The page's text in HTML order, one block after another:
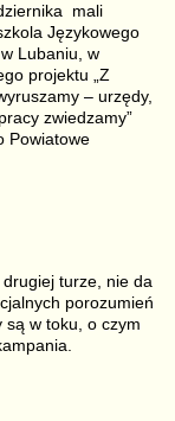
mali
Językowego
Lubaniu, w
projektu „Z
– urzędy,
zwiedzamy”
Powiatowe
turze, nie da
porozumień
są w toku, o czym